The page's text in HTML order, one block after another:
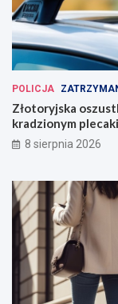
POLICJA
Złotoryjska
kradzionym
8 sierpnia 2026